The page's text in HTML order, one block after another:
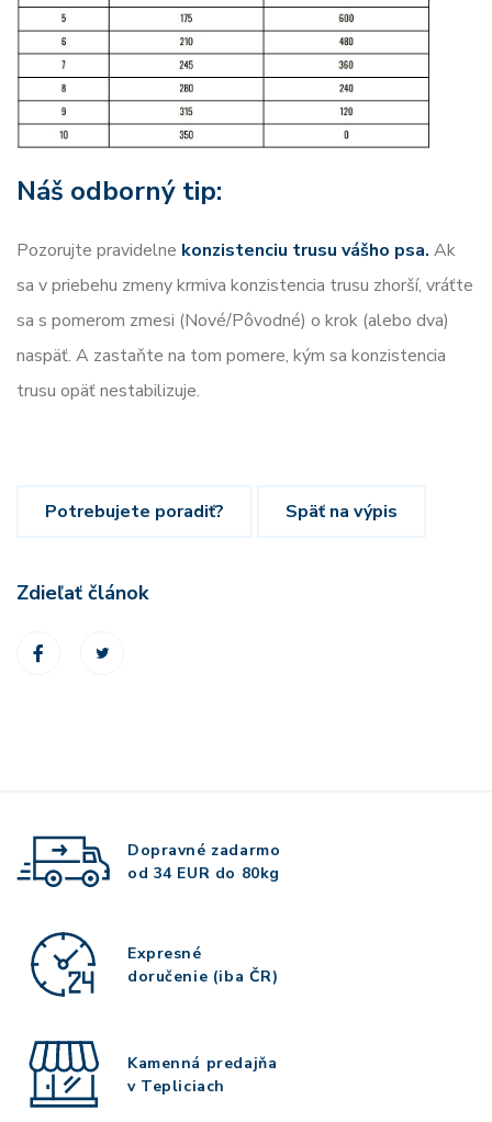
Náš odborný tip:
Pozorujte pravidelne konzistenciu trusu vášho psa. Ak
sa v priebehu zmeny krmiva konzistencia trusu zhorší, vráťte
sa s pomerom zmesi (Nové/Pôvodné) o krok (alebo dva)
naspäť. A zastaňte na tom pomere, kým sa konzistencia
trusu opäť nestabilizuje.
Potrebujete poradiť? Späť na výpis
Zdieľať článok
Dopravné zadarmo
od 34 EUR do 80kg
Expresné
doručenie (iba ČR)
Kamenná predajňa
v Tepliciach